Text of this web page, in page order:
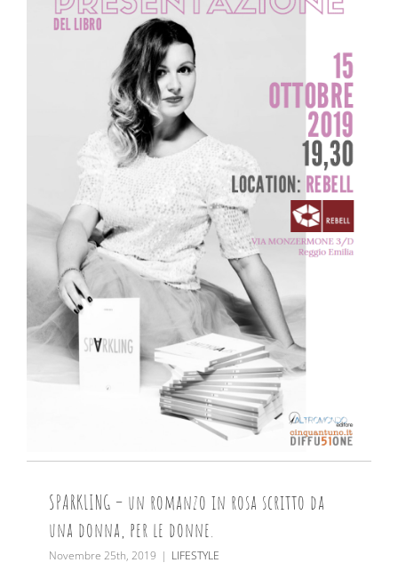
SPARKLING – un romanzo in rosa scritto da
una donna, per le donne.
Novembre 25th, 2019 | LIFESTYLE